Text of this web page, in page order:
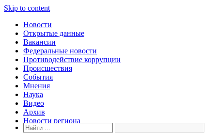
Skip to content
Новости
Открытые данные
Вакансии
Федеральные новости
Противодействие коррупции
Происшествия
События
Мнения
Наука
Видео
Архив
Новости региона